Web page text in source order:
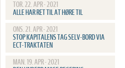
TOR. 22. APR - 2021
ALLE HAR RET TIL AT HØRE TIL
ONS. 21. APR - 2021
STOP KAPITALENS TAG SELV-BORD VIA
ECT-TRAKTATEN
MAN. 19. APR - 2021